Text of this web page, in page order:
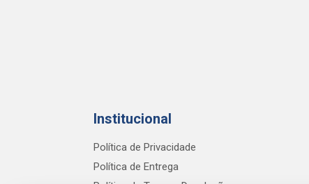
Institucional
Política de Privacidade
Política de Entrega